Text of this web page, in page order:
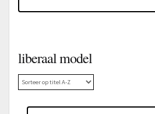
liberaal model